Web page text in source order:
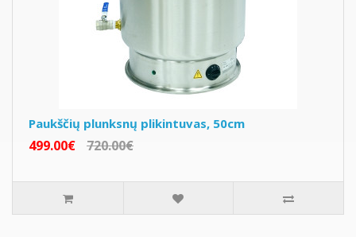
Paukščių plunksnų plikintuvas, 50cm
499.00€ 720.00€